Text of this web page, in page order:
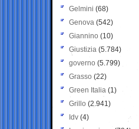
Gelmini (68)
Genova (542)
Giannino (10)
Giustizia (5.784)
governo (5.799)
Grasso (22)
Green Italia (1)
Grillo (2.941)
Idv (4)